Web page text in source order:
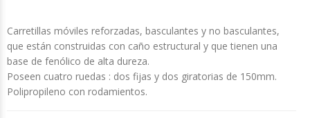
Carretillas móviles reforzadas, basculantes y no basculantes,
que están construidas con caño estructural y que tienen una
base de fenólico de alta dureza.
Poseen cuatro ruedas : dos fijas y dos giratorias de 150mm.
Polipropileno con rodamientos.